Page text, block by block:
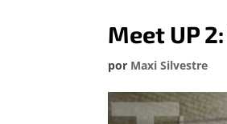
Meet UP
por Maxi Silvestre